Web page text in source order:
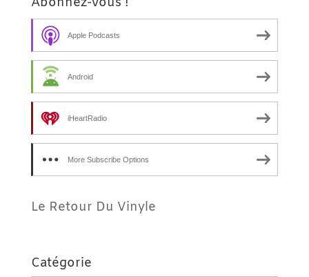
Apple Podcasts
Android
iHeartRadio
More Subscribe Options
Le Retour Du Vinyle
Catégorie